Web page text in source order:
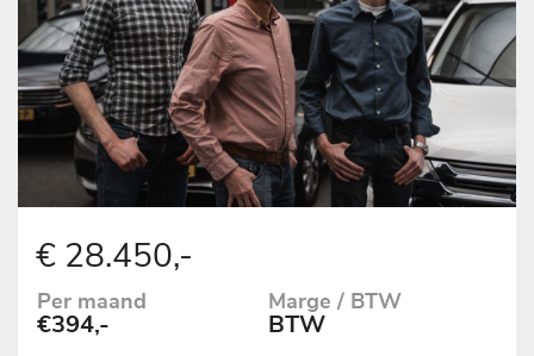
€ 28.450,-
Per maand
€394,-
Marge / BTW
BTW